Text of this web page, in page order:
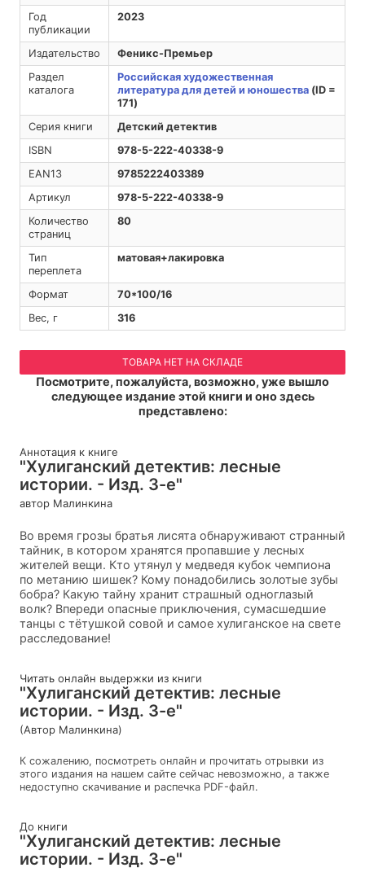
Год
публикации
2023
Издательство
Феникс-Премьер
Раздел
каталога
Российская художественная
литература для детей и юношества(ID =
171)
Серия книги
Детский детектив
ISBN
978-5-222-40338-9
EAN13
9785222403389
Артикул
978-5-222-40338-9
Количество
страниц
80
Тип
переплета
матовая+лакировка
Формат
70*100/16
Вес, г
316
ТОВАРА НЕТ НА СКЛАДЕ
Посмотрите, пожалуйста, возможно, уже вышло
следующее издание этой книги и оно здесь
представлено:
Аннотация к книге
"Хулиганский детектив: лесные
истории. - Изд. 3-е"
автор Малинкина
Во время грозы братья лисята обнаруживают странный
тайник, в котором хранятся пропавшие у лесных
жителей вещи. Кто утянул у медведя кубок чемпиона
по метанию шишек? Кому понадобились золотые зубы
бобра? Какую тайну хранит страшный одноглазый
волк? Впереди опасные приключения, сумасшедшие
танцы с тётушкой совой и самое хулиганское на свете
расследование!
Читать онлайн выдержки из книги
"Хулиганский детектив: лесные
истории. - Изд. 3-е"
(Автор Малинкина)
К сожалению, посмотреть онлайн и прочитать отрывки из
этого издания на нашем сайте сейчас невозможно, а также
недоступно скачивание и распечка PDF-файл.
До книги
"Хулиганский детектив: лесные
истории. - Изд. 3-е"